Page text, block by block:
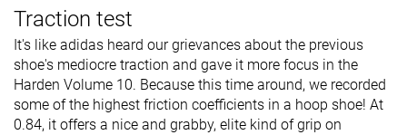
Traction test
It's like adidas heard our grievances about the previous
shoe's mediocre traction and gave it more focus in the
Harden Volume 10. Because this time around, we recorded
some of the highest friction coefficients in a hoop shoe! At
0.84, it offers a nice and grabby, elite kind of grip on